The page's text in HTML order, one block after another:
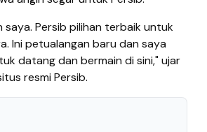
saya. Persib pilihan terbaik untuk
Ini petualangan baru dan saya
datang dan bermain di sini," ujar
resmi Persib.